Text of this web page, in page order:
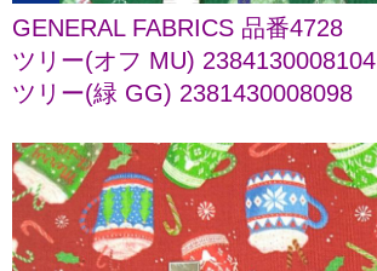
GENERAL FABRICS 品番4728
ツリー(オフ MU) 2384130008104
ツリー(緑 GG) 2381430008098